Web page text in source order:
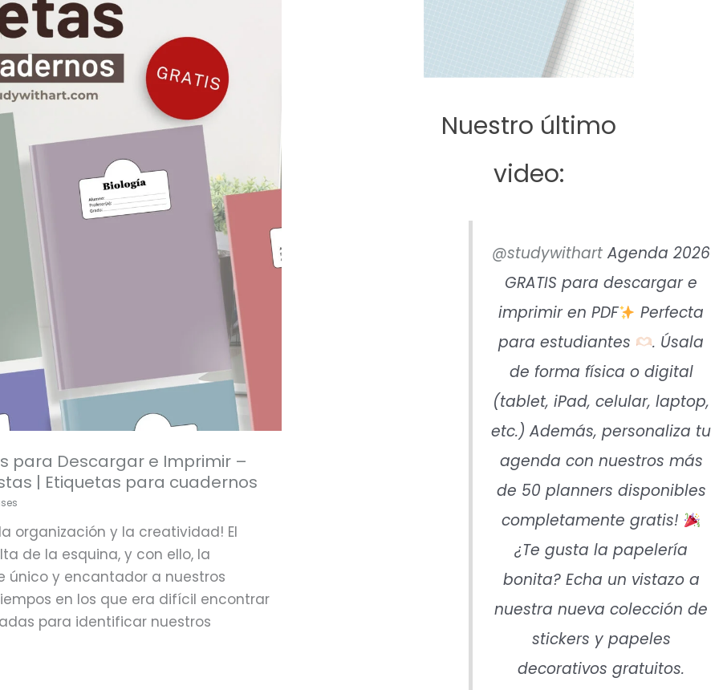
para Descargar e Imprimir –
| Etiquetas para cuadernos
organización y la creatividad! El
de la esquina, y con ello, la
único y encantador a nuestros
en los que era difícil encontrar
para identificar nuestros
Nuestro último
video:
@studywithart Agenda 2026
GRATIS para descargar e
imprimir en PDF
Perfecta
para estudiantes
. Úsala
de forma física o digital
(tablet, iPad, celular, laptop,
etc.) Además, personaliza tu
agenda con nuestros más
de 50 planners disponibles
completamente gratis!
¿Te gusta la papelería
bonita? Echa un vistazo a
nuestra nueva colección de
stickers y papeles
decorativos gratuitos.